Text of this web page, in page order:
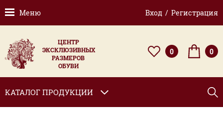
Меню Вход / Регистрация
ЦЕНТР
ЭКСКЛЮЗИВНЫХ
РАЗМЕРОВ
ОБУВИ
0 0
КАТАЛОГ ПРОДУКЦИИ